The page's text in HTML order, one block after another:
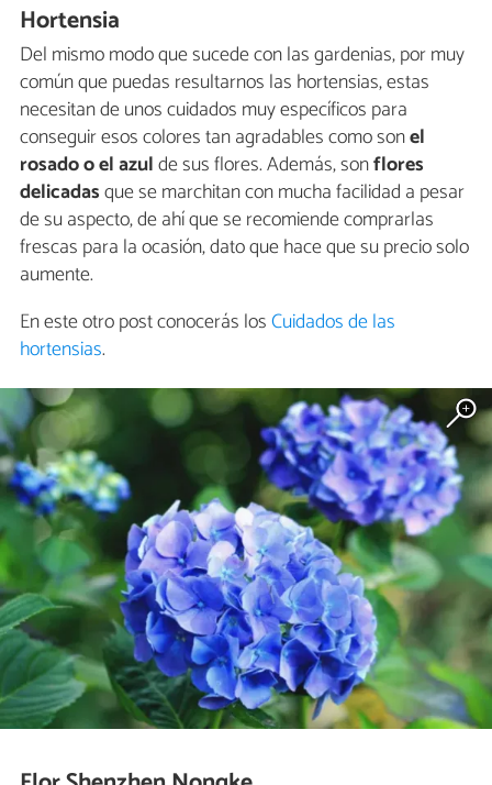
Hortensia
Del mismo modo que sucede con las gardenias, por muy
común que puedas resultarnos las hortensias, estas
necesitan de unos cuidados muy específicos para
conseguir esos colores tan agradables como sonel
rosado o el azulde sus flores. Además, sonflores
delicadasque se marchitan con mucha facilidad a pesar
de su aspecto, de ahí que se recomiende comprarlas
frescas para la ocasión, dato que hace que su precio solo
aumente.
En este otro post conocerás losCuidados de las
hortensias.